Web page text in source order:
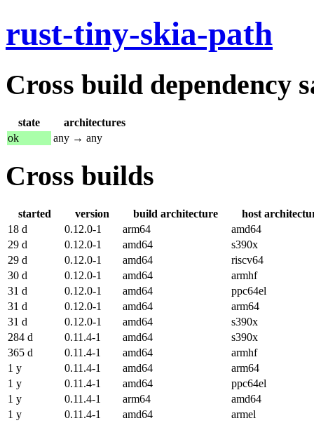
rust-tiny-skia-path
Cross build dependency
state
architectures
ok
any → any
Cross builds
started version build architecture
host
18 d
0.12.0-1 arm64
amd64
29 d
0.12.0-1 amd64
s390x
29 d
0.12.0-1 amd64
riscv64
30 d
0.12.0-1 amd64
armhf
31 d
0.12.0-1 amd64
ppc64el
31 d
0.12.0-1 amd64
arm64
31 d
0.12.0-1 amd64
s390x
284 d
0.11.4-1 amd64
s390x
365 d
0.11.4-1 amd64
armhf
1 y
0.11.4-1 amd64
arm64
1 y
0.11.4-1 amd64
ppc64el
1 y
0.11.4-1 arm64
amd64
1 y
0.11.4-1 amd64
armel